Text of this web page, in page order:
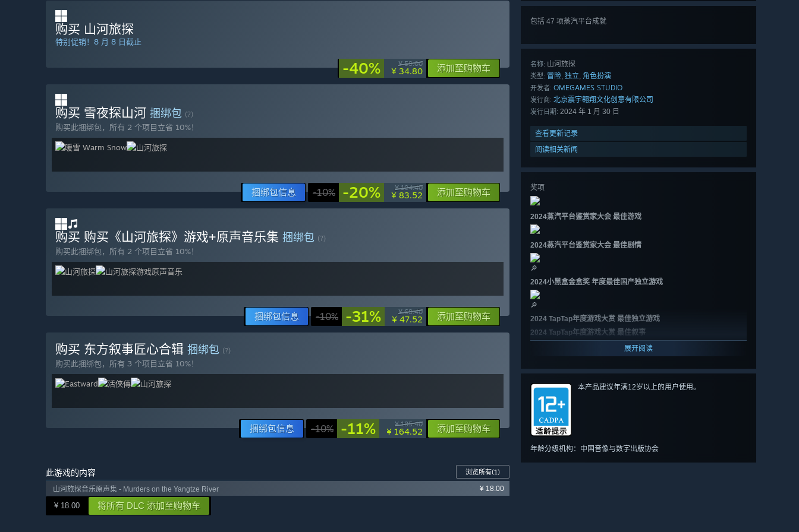
包括 47 项蒸汽平台成就
名称: 山河旅探
类型: 冒险, 独立, 角色扮演
开发者: OMEGAMES STUDIO
发行商: 北京震宇翱翔文化创意有限公司
发行日期: 2024 年 1 月 30 日
查看更新记录
阅读相关新闻
奖项
2024蒸汽平台鉴赏家大会 最佳游戏
2024蒸汽平台鉴赏家大会 最佳剧情
🔎
2024小黑盒金盒奖 年度最佳国产独立游戏
🔎
2024 TapTap年度游戏大赏 最佳独立游戏
2024 TapTap年度游戏大赏 最佳叙事
展开阅读
本产品建议年满12岁以上的用户使用。
年龄分级机构：中国音像与数字出版协会
购买 山河旅探
特别促销！8 月 8 日截止
-40% ¥ 58.00
¥ 34.80 添加至购物车
购买 雪夜探山河 捆绑包 (?)
购买此捆绑包，所有 2 个项目立省 10%！
捆绑包信息 -10% -20% ¥ 104.40
¥ 83.52 添加至购物车
购买 购买《山河旅探》游戏+原声音乐集 捆绑包 (?)
购买此捆绑包，所有 2 个项目立省 10%！
捆绑包信息 -10% -31% ¥ 68.40
¥ 47.52 添加至购物车
购买 东方叙事匠心合辑 捆绑包 (?)
购买此捆绑包，所有 3 个项目立省 10%！
捆绑包信息 -10% -11% ¥ 185.40
¥ 164.52 添加至购物车
此游戏的内容 浏览所有(1)
山河旅探音乐原声集 - Murders on the Yangtze River ¥ 18.00
¥ 18.00 将所有 DLC 添加至购物车